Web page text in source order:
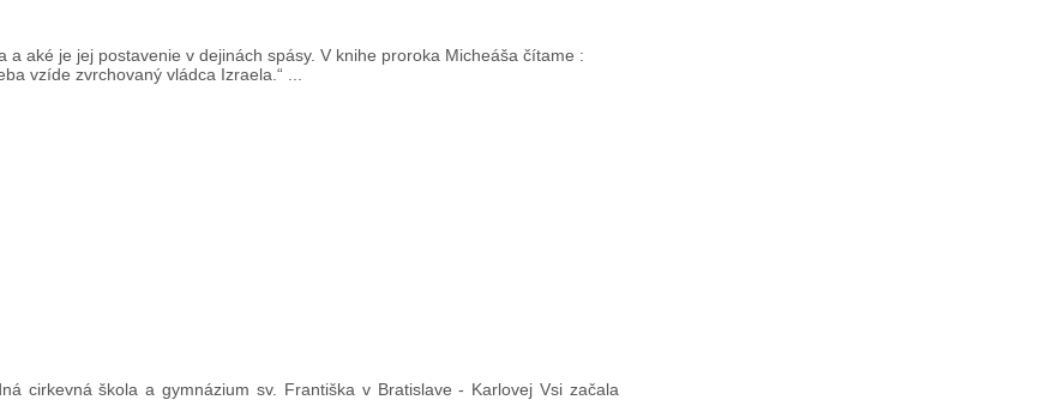
aké je jej postavenie v dejinách spásy. V knihe proroka Micheáša čítame :
vzíde zvrchovaný vládca Izraela.“ ...
cirkevná škola a gymnázium sv. Františka v Bratislave - Karlovej Vsi začala